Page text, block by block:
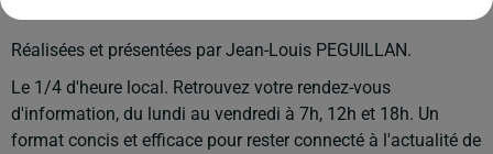
Réalisées et présentées par Jean-Louis PEGUILLAN.
Le 1/4 d'heure local. Retrouvez votre rendez-vous
d'information, du lundi au vendredi à 7h, 12h et 18h. Un
format concis et efficace pour rester connecté à l'actualité de